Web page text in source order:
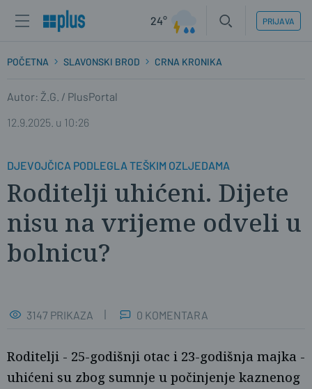
24° PRIJAVA
POČETNA SLAVONSKI BROD CRNA KRONIKA
Autor: Ž.G. / PlusPortal
12.9.2025. u 10:26
DJEVOJČICA PODLEGLA TEŠKIM OZLJEDAMA
Roditelji uhićeni. Dijete
nisu na vrijeme odveli u
bolnicu?
3147 PRIKAZA 0 KOMENTARA
Roditelji - 25-godišnji otac i 23-godišnja majka -
uhićeni su zbog sumnje u počinjenje kaznenog